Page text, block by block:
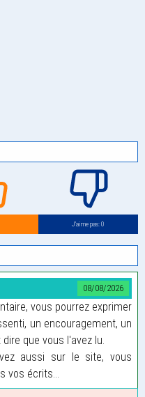
J’aime pas: 0
08/08/2026
vous pourrez exprimer
un encouragement, un
que vous l'avez lu.
aussi sur le site, vous
vos écrits...